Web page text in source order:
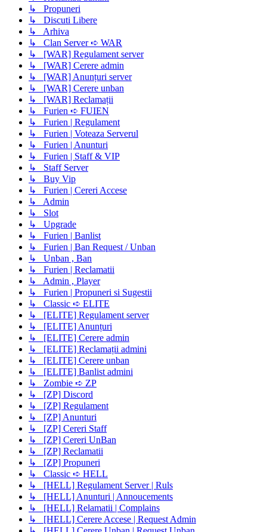
↳ Propuneri
↳ Discuti Libere
↳ Arhiva
↳ Clan Server ➪ WAR
↳ [WAR] Regulament server
↳ [WAR] Cerere admin
↳ [WAR] Anunțuri server
↳ [WAR] Cerere unban
↳ [WAR] Reclamații
↳ Furien ➪ FUIEN
↳ Furien | Regulament
↳ Furien | Voteaza Serverul
↳ Furien | Anunturi
↳ Furien | Staff & VIP
↳ Staff Server
↳ Buy Vip
↳ Furien | Cereri Accese
↳ Admin
↳ Slot
↳ Upgrade
↳ Furien | Banlist
↳ Furien | Ban Request / Unban
↳ Unban , Ban
↳ Furien | Reclamatii
↳ Admin , Player
↳ Furien | Propuneri si Sugestii
↳ Classic ➪ ELITE
↳ [ELITE] Regulament server
↳ [ELITE] Anunțuri
↳ [ELITE] Cerere admin
↳ [ELITE] Reclamații admini
↳ [ELITE] Cerere unban
↳ [ELITE] Banlist admini
↳ Zombie ➪ ZP
↳ [ZP] Discord
↳ [ZP] Regulament
↳ [ZP] Anunturi
↳ [ZP] Cereri Staff
↳ [ZP] Cereri UnBan
↳ [ZP] Reclamatii
↳ [ZP] Propuneri
↳ Classic ➪ HELL
↳ [HELL] Regulament Server | Ruls
↳ [HELL] Anunturi | Annoucements
↳ [HELL] Relamatii | Complains
↳ [HELL] Cerere Accese | Request Admin